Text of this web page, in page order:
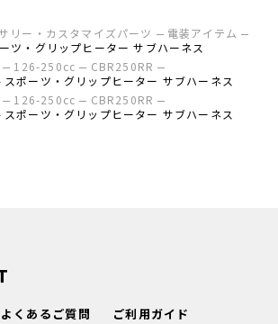
リー・カスタマイズパーツ
電装アイテム
ツ・グリップヒーター サブハーネス
126-250cc
CBR250RR
スポーツ・グリップヒーター サブハーネス
126-250cc
CBR250RR
スポーツ・グリップヒーター サブハーネス
よくあるご質問
ご利用ガイド